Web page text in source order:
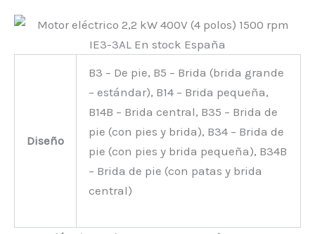
Diseño
B3 – De pie, B5 – Brida (brida grande
– estándar), B14 – Brida pequeña,
B14B – Brida central, B35 – Brida de
pie (con pies y brida), B34 – Brida de
pie (con pies y brida pequeña), B34B
– Brida de pie (con patas y brida
central)